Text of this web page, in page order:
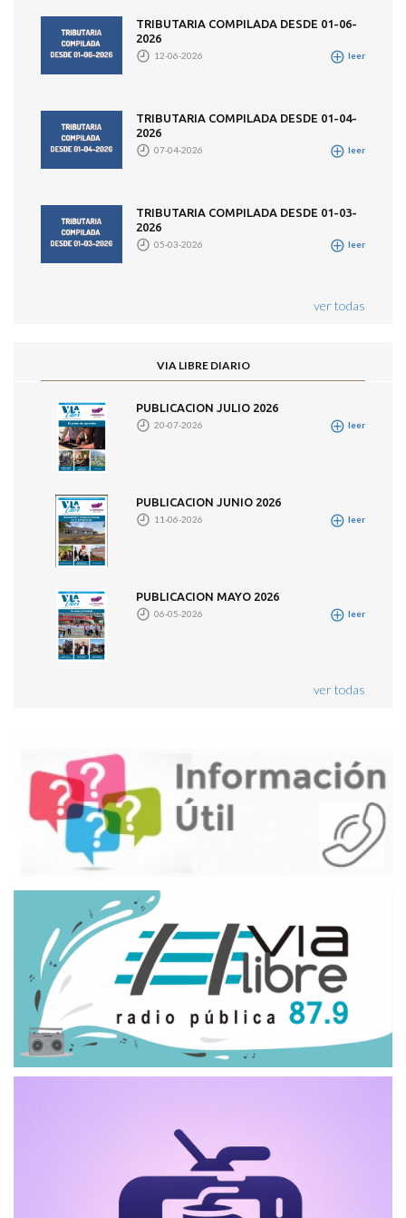
TRIBUTARIA COMPILADA DESDE 01-06-
2026
12-06-2026 leer
TRIBUTARIA COMPILADA DESDE 01-04-
2026
07-04-2026 leer
TRIBUTARIA COMPILADA DESDE 01-03-
2026
05-03-2026 leer
ver todas
VIA LIBRE DIARIO
PUBLICACION JULIO 2026
20-07-2026 leer
PUBLICACION JUNIO 2026
11-06-2026 leer
PUBLICACION MAYO 2026
06-05-2026 leer
ver todas